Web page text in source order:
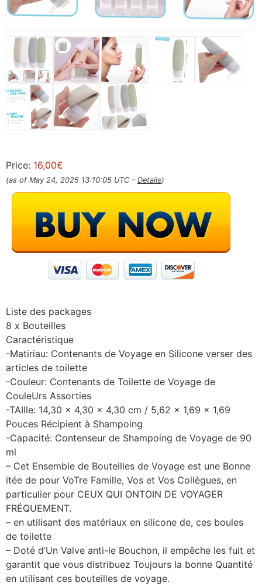
Price: 16,00€
(as of May 24, 2025 13:10:05 UTC – Details)
Liste des packages
8 x Bouteilles
Caractéristique
-Matiriau: Contenants de Voyage en Silicone verser des
articles de toilette
-Couleur: Contenants de Toilette de Voyage de
CouleUrs Assorties
-TAIlle: 14,30 x 4,30 x 4,30 cm / 5,62 x 1,69 x 1,69
Pouces Récipient à Shampoing
-Capacité: Contenseur de Shampoing de Voyage de 90
ml
– Cet Ensemble de Bouteilles de Voyage est une Bonne
itée de pour VoTre Famille, Vos et Vos Collègues, en
particulier pour CEUX QUI ONTOIN DE VOYAGER
FRÉQUEMENT.
– en utilisant des matériaux en silicone de, ces boules
de toilette
– Doté d’Un Valve anti-le Bouchon, il empêche les fuit et
garantit que vous distribuez Toujours la bonne Quantité
en utilisant ces bouteilles de voyage.